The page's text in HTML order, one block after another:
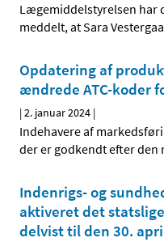
Lægemiddelstyrelsen har
meddelt, at Sara
Opdatering af
ændrede ATC-koder
|2. januar 2024 |
Indehavere af
der er godkendt efter den
Indenrigs- og
aktiveret det
delvist til den 30.